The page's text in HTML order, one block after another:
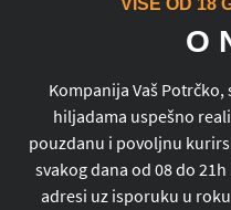
VIŠE OD 18
O
Kompanija Vaš Potrčko,
hiljadama uspešno
pouzdanu i povoljnu
svakog dana od 08 do
adresi uz isporuku u